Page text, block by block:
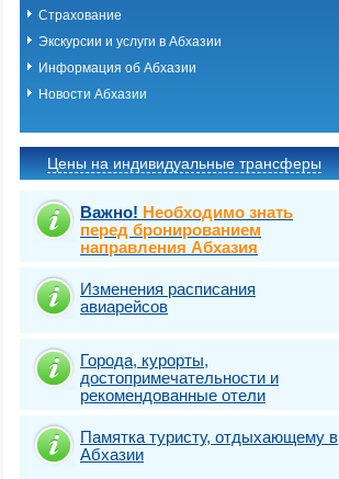
Страхование
Экскурсии и услуги в Абхазии
Информация об Абхазии
Новости Абхазии
Цены на индивидуальные трансферы
Важно! Необходимо знать
перед бронированием
направления Абхазия
Изменения расписания
авиарейсов
Города, курорты,
достопримечательности и
рекомендованные отели
Памятка туристу, отдыхающему в
Абхазии